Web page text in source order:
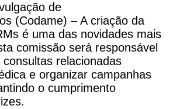
de
(Codame) – A criação da
é uma das novidades mais
comissão será responsável
relacionadas
e organizar campanhas
o cumprimento